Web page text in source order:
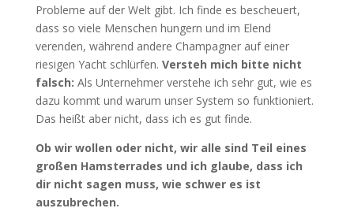
Probleme auf der Welt gibt. Ich finde es bescheuert,
dass so viele Menschen hungern und im Elend
verenden, während andere Champagner auf einer
riesigen Yacht schlürfen. Versteh mich bitte nicht
falsch: Als Unternehmer verstehe ich sehr gut, wie es
dazu kommt und warum unser System so funktioniert.
Das heißt aber nicht, dass ich es gut finde.
Ob wir wollen oder nicht, wir alle sind Teil eines
großen Hamsterrades und ich glaube, dass ich
dir nicht sagen muss, wie schwer es ist
auszubrechen.